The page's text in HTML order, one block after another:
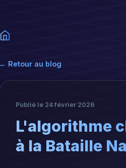
← Retour au blog
Publié le 24 février 2026
L'algorithme
à la Bataille